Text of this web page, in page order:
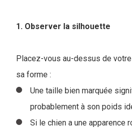
1. Observer la silhouette
Placez-vous au-dessus de
sa forme :
Une taille bien marquée
probablement à son poids
Si le chien a une apparence